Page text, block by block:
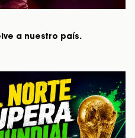
a nuestro país.